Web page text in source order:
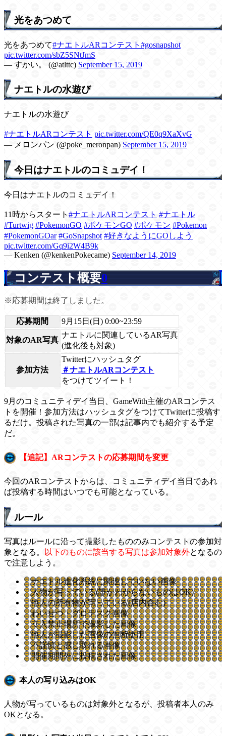
光をあつめて
光をあつめて#ナエトルARコンテスト #gosnapshot
pic.twitter.com/sbZ5SNtJmS
— すかい。 (@atlttc) September 15, 2019
ナエトルの水遊び
ナエトルの水遊び
#ナエトルARコンテスト pic.twitter.com/QE0q9XaXvG
— メロンパン (@poke_meronpan) September 15, 2019
今日はナエトルのコミュデイ！
今日はナエトルのコミュデイ！
11時からスタート #ナエトルARコンテスト #ナエトル
#Turtwig #PokemonGO #ポケモンGO #ポケモン #Pokemon
#PokemonGOar #GoSnapshot #好きなようにGOしよう
pic.twitter.com/Gq9i2W4B9k
— Kenken (@kenkenPokecame) September 14, 2019
コンテスト概要0
※応募期間は終了しました。
応募期間 9月15日(日) 0:00~23:59
対象のAR写真
ナエトルに関連しているAR写真
(進化後も対象)
参加方法
Twitterにハッシュタグ
＃ナエトルARコンテスト
をつけてツイート！
9月のコミュニティデイ当日、GameWith主催のARコンテス
トを開催！参加方法はハッシュタグをつけてTwitterに投稿す
るだけ。投稿された写真の一部は記事内でも紹介する予定
だ。
【追記】ARコンテストの応募期間を変更
今回のARコンテストからは、コミュニティデイ当日であれ
ば投稿する時間はいつでも可能となっている。
ルール
写真はルールに沿って撮影したもののみコンテストの参加対
象となる。 以下のものに該当する写真は参加対象外となるの
で注意しよう。
ナエトル進化系統に関連していない画像
人物が写っている(誰かわからないものはOK)
他人の所有物が写っている(店内含む)
わいせつ・グロテスク画像
立入禁止場所で撮影した画像
他人が撮影した画像の無断使用
不謹慎と感じ取れる画像
開催期間外に投稿された画像
本人の写り込みはOK
人物が写っているものは対象外となるが、投稿者本人のみ
OKとなる。